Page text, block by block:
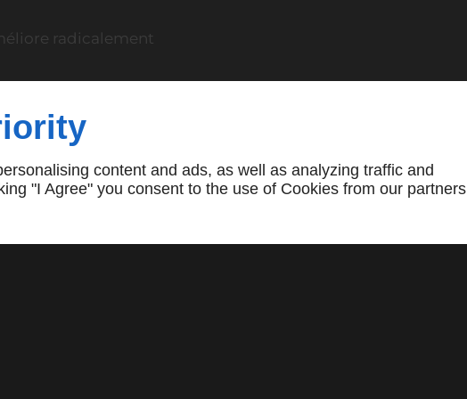
radicalement
content and ads, as well as analyzing traffic and
"I Agree" you consent to the use of Cookies from our partners